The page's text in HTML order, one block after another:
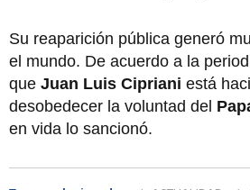
Su reaparición pública generó
el mundo. De acuerdo a la
que Juan Luis Cipriani está
desobedecer la voluntad del
en vida lo sancionó.